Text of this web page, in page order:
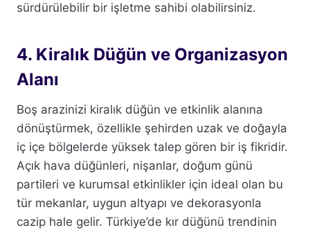
sürdürülebilir bir işletme sahibi olabilirsiniz.
4. Kiralık Düğün ve Organizasyon
Alanı
Boş arazinizi kiralık düğün ve etkinlik alanına
dönüştürmek, özellikle şehirden uzak ve doğayla
iç içe bölgelerde yüksek talep gören bir iş fikridir.
Açık hava düğünleri, nişanlar, doğum günü
partileri ve kurumsal etkinlikler için ideal olan bu
tür mekanlar, uygun altyapı ve dekorasyonla
cazip hale gelir. Türkiye’de kır düğünü trendinin